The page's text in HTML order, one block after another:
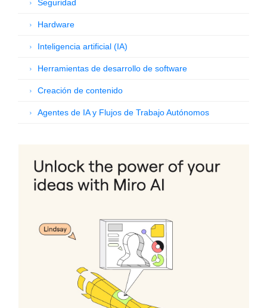
Seguridad
Hardware
Inteligencia artificial (IA)
Herramientas de desarrollo de software
Creación de contenido
Agentes de IA y Flujos de Trabajo Autónomos